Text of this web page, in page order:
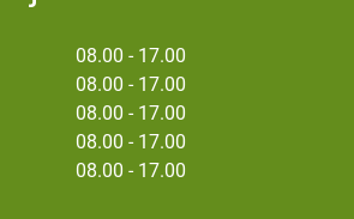
08.00 - 17.00
08.00 - 17.00
08.00 - 17.00
08.00 - 17.00
08.00 - 17.00